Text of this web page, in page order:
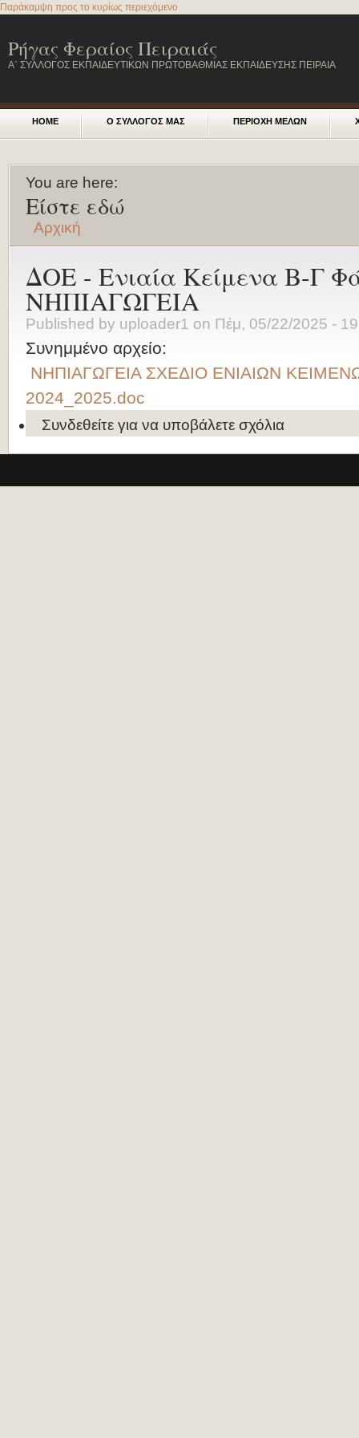
Παράκαμψη προς το κυρίως περιεχόμενο
Ρήγας Φεραίος Πειραιάς
Α΄ ΣΥΛΛΟΓΟΣ ΕΚΠΑΙΔΕΥΤΙΚΩΝ ΠΡΩΤΟΒΑΘΜΙΑΣ ΕΚΠΑΙΔΕΥΣΗΣ ΠΕΙΡΑΙΑ
HOME Ο ΣΥΛΛΟΓΟΣ ΜΑΣ ΠΕΡΙΟΧΗ ΜΕΛΩΝ
You are here:
Είστε εδώ
Αρχική
ΔΟΕ - Ενιαία Κείμενα Β-Γ
ΝΗΠΙΑΓΩΓΕΙΑ
Published by uploader1 on Πέμ, 05/22/2025 -
Συνημμένο αρχείο:
ΝΗΠΙΑΓΩΓΕΙΑ ΣΧΕΔΙΟ ΕΝΙΑΙΩΝ
2024_2025.doc
Συνδεθείτε για να υποβάλετε σχόλια